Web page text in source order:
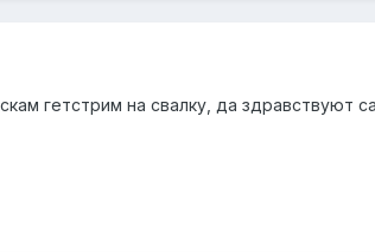
гетстрим на свалку, да здравствуют